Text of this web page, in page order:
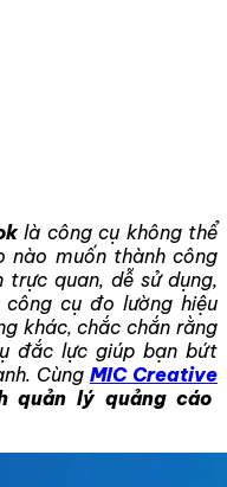
là công cụ không thể
nào muốn thành công
quan, dễ sử dụng,
cụ đo lường hiệu
khác, chắc chắn rằng
đắc lực giúp bạn bứt
Cùng MIC Creative
quản lý quảng cáo